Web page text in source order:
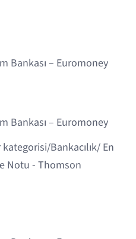
Bankası – Euromoney
Bankası – Euromoney
Bankacılık/ En
Notu - Thomson